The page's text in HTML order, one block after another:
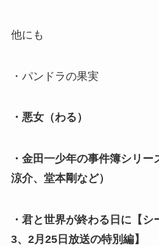
他にも
・パンドラの果実
・悪女（わる）
・金田一少年の事件簿シリー
涼介、堂本剛など）
・君と世界が終わる日に【
3、2月25日放送の特別編】